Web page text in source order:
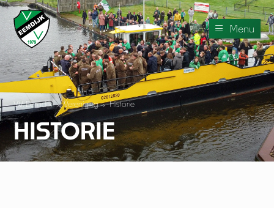
Menu
V.V. Eemdijk › Vereniging › Historie
HISTORIE